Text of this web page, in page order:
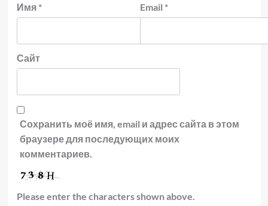
Имя * Email *
Сайт
Сохранить моё имя, email и адрес сайта в этом
браузере для последующих моих
комментариев.
Please enter the characters shown above.